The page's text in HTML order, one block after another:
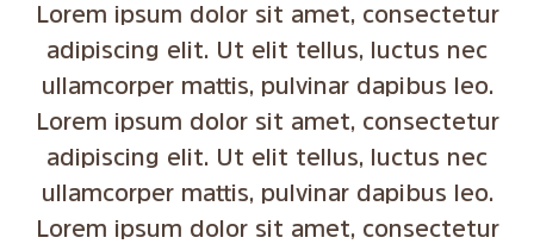
Lorem ipsum dolor sit amet, consectetur
adipiscing elit. Ut elit tellus, luctus nec
ullamcorper mattis, pulvinar dapibus leo.
Lorem ipsum dolor sit amet, consectetur
adipiscing elit. Ut elit tellus, luctus nec
ullamcorper mattis, pulvinar dapibus leo.
Lorem ipsum dolor sit amet, consectetur